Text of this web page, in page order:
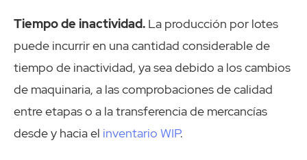
Tiempo de inactividad. La producción por lotes
puede incurrir en una cantidad considerable de
tiempo de inactividad, ya sea debido a los cambios
de maquinaria, a las comprobaciones de calidad
entre etapas o a la transferencia de mercancías
desde y hacia el inventario WIP.